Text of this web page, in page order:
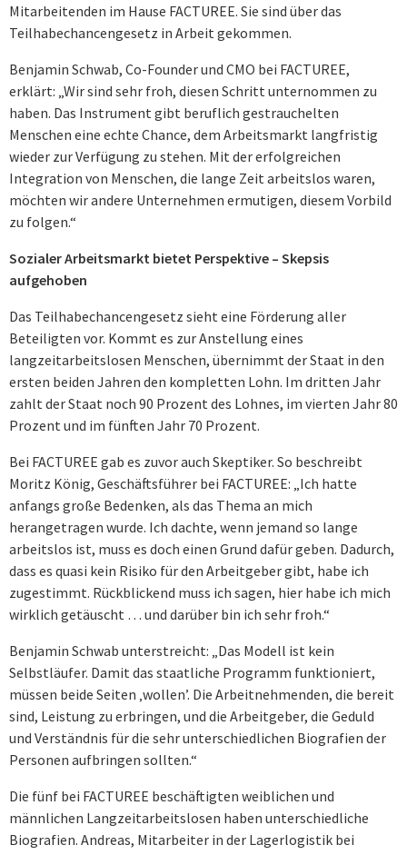
Mitarbeitenden im Hause FACTUREE. Sie sind über das
Teilhabechancengesetz in Arbeit gekommen.
Benjamin Schwab, Co-Founder und CMO bei FACTUREE,
erklärt: „Wir sind sehr froh, diesen Schritt unternommen zu
haben. Das Instrument gibt beruflich gestrauchelten
Menschen eine echte Chance, dem Arbeitsmarkt langfristig
wieder zur Verfügung zu stehen. Mit der erfolgreichen
Integration von Menschen, die lange Zeit arbeitslos waren,
möchten wir andere Unternehmen ermutigen, diesem Vorbild
zu folgen.“
Sozialer Arbeitsmarkt bietet Perspektive – Skepsis
aufgehoben
Das Teilhabechancengesetz sieht eine Förderung aller
Beteiligten vor. Kommt es zur Anstellung eines
langzeitarbeitslosen Menschen, übernimmt der Staat in den
ersten beiden Jahren den kompletten Lohn. Im dritten Jahr
zahlt der Staat noch 90 Prozent des Lohnes, im vierten Jahr 80
Prozent und im fünften Jahr 70 Prozent.
Bei FACTUREE gab es zuvor auch Skeptiker. So beschreibt
Moritz König, Geschäftsführer bei FACTUREE: „Ich hatte
anfangs große Bedenken, als das Thema an mich
herangetragen wurde. Ich dachte, wenn jemand so lange
arbeitslos ist, muss es doch einen Grund dafür geben. Dadurch,
dass es quasi kein Risiko für den Arbeitgeber gibt, habe ich
zugestimmt. Rückblickend muss ich sagen, hier habe ich mich
wirklich getäuscht … und darüber bin ich sehr froh.“
Benjamin Schwab unterstreicht: „Das Modell ist kein
Selbstläufer. Damit das staatliche Programm funktioniert,
müssen beide Seiten ‚wollen’. Die Arbeitnehmenden, die bereit
sind, Leistung zu erbringen, und die Arbeitgeber, die Geduld
und Verständnis für die sehr unterschiedlichen Biografien der
Personen aufbringen sollten.“
Die fünf bei FACTUREE beschäftigten weiblichen und
männlichen Langzeitarbeitslosen haben unterschiedliche
Biografien. Andreas, Mitarbeiter in der Lagerlogistik bei